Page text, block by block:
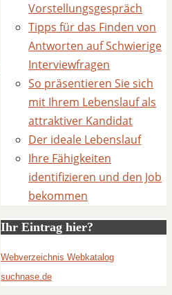
Vorstellungsgespräch
Tipps für das Finden von
Antworten auf Schwierige
Interviewfragen
So präsentieren Sie sich
mit Ihrem Lebenslauf als
attraktiver Kandidat
Der ideale Lebenslauf
Ihre Fähigkeiten
identifizieren und den Job
bekommen
Ihr Eintrag hier?
Webverzeichnis Webkatalog
suchnase.de